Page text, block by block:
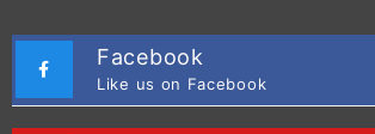
Facebook
Like us on Facebook